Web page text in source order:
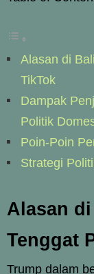
Alasan di
TikTok
Dampak
Politik
Poin-Poin
Strategi
Alasan
Tenggat
Trump dalam